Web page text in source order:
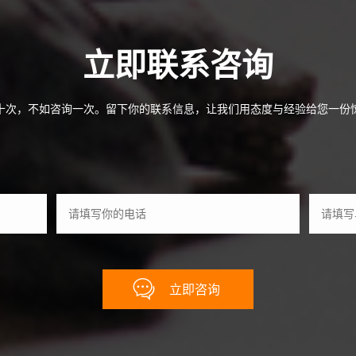
立即联系咨询
次，不如咨询一次。留下你的联系信息，让我们用态度与经验给您一份
立即咨询